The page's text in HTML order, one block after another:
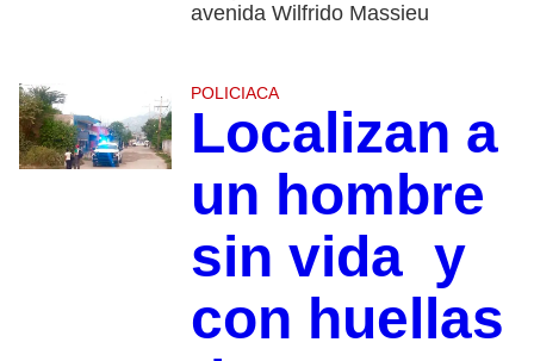
avenida Wilfrido Massieu
POLICIACA
Localizan a
un hombre
sin vida y
con huellas